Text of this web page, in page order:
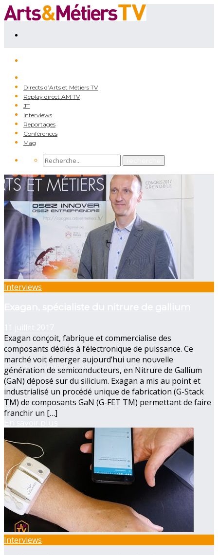
Directs d’Arts et Métiers TV
Replay direct AM TV
JT
Interviews
Reportages
Conférences
Mag
Interviews
Exagan conçoit, fabrique et commercialise des
composants dédiés à l’électronique de puissance. Ce
marché voit émerger aujourd’hui une nouvelle
génération de semiconducteurs, en Nitrure de Gallium
(GaN) déposé sur du silicium. Exagan a mis au point et
industrialisé un procédé unique de fabrication (G-Stack
TM) de composants GaN (G-FET TM) permettant de faire
franchir un […]
Interviews